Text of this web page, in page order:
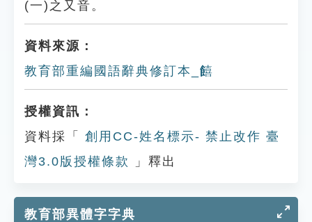
(一)之又音。
資料來源：
教育部重編國語辭典修訂本_饎
授權資訊：
資料採「
創用CC-姓名標示- 禁止改作 臺
灣3.0版授權條款
」釋出
教育部異體字字典